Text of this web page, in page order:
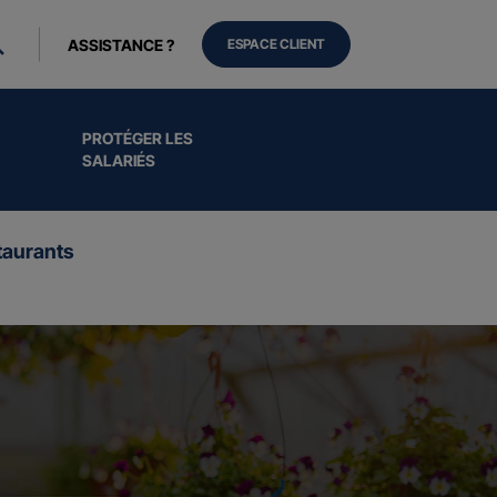
PROTÉGER LES
SALARIÉS
ASSISTANCE ? ESPACE CLIENT